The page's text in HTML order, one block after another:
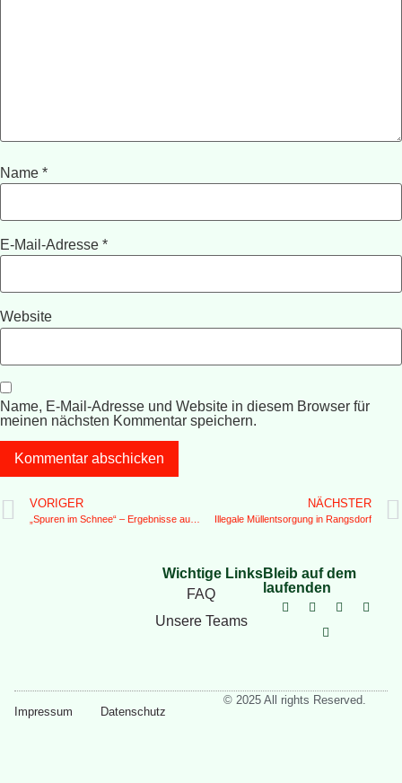
Name *
E-Mail-Adresse *
Website
Name, E-Mail-Adresse und Website in diesem Browser für
meinen nächsten Kommentar speichern.
VORIGER NÄCHSTER
Illegale Müllentsorgung in Rangsdorf
Wichtige Links
FAQ
Unsere Teams
Bleib auf dem
laufenden
© 2025 All rights Reserved.
Impressum
Datenschutz